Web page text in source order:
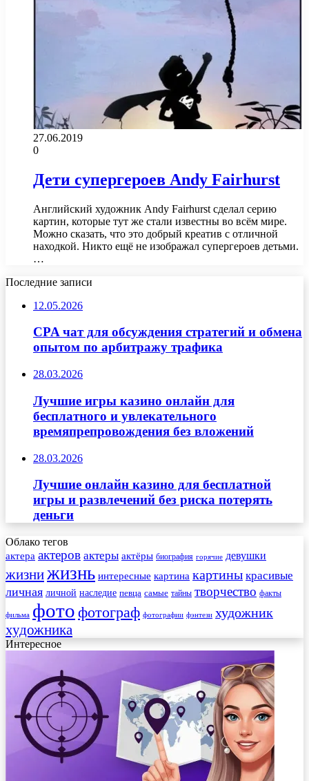
27.06.2019
0
Дети супергероев Andy Fairhurst
Английский художник Andy Fairhurst сделал серию
картин, которые тут же стали известны во всём мире.
Можно сказать, что это добрый креатив с отличной
находкой. Никто ещё не изображал супергероев детьми.
…
Последние записи
12.05.2026
CPA чат для обсуждения стратегий и обмена
опытом по арбитражу трафика
28.03.2026
Лучшие игры казино онлайн для
бесплатного и увлекательного
времяпрепровождения без вложений
28.03.2026
Лучшие онлайн казино для бесплатной
игры и развлечений без риска потерять
деньги
Облако тегов
актера актеров актеры актёры биография горячие девушки
жизнижизнь интересные картина картины красивые
личная личной наследие певца самые тайны творчество факты
фильма фото фотограф фотографии фэнтези художник
художника
Интересное